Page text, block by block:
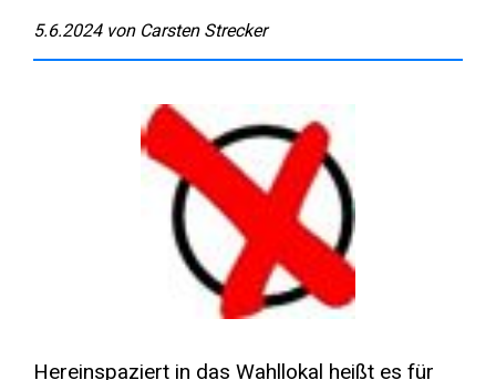
5.6.2024 von Carsten Strecker
Hereinspaziert in das Wahllokal heißt es für